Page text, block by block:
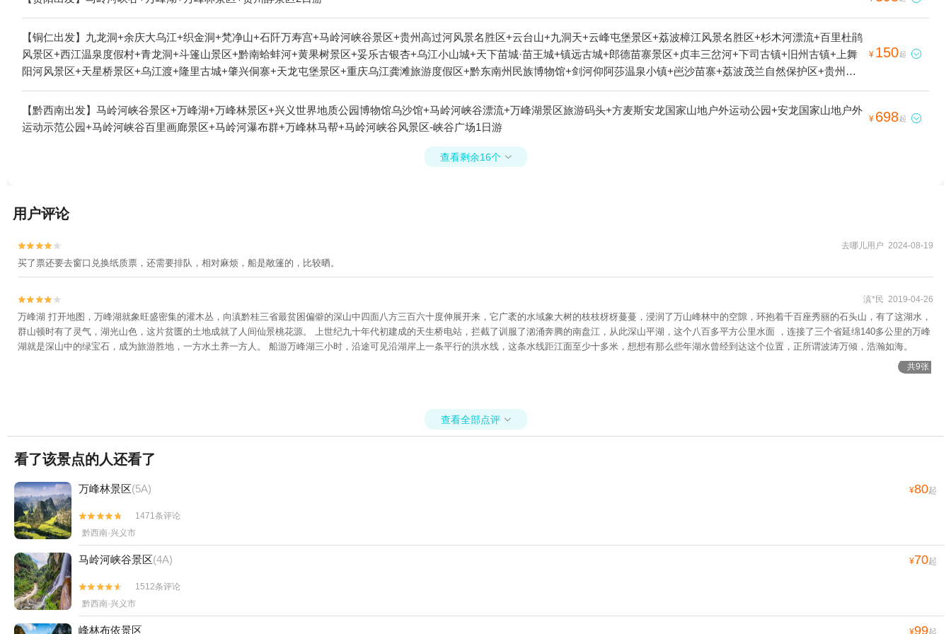
【铜仁出发】九龙洞+余庆大乌江+织金洞+梵净山+石阡万寿宫+马岭河峡谷景区+贵州高过河风景名胜区+云台山+九洞天+云峰屯堡景区+荔波樟江风景名胜区+杉木河漂流+百里杜鹃
风景区+西江温泉度假村+青龙洞+斗篷山景区+黔南蛤蚌河+黄果树景区+妥乐古银杏+乌江小山城+天下苗城·苗王城+镇远古城+郎德苗寨景区+贞丰三岔河+下司古镇+旧州古镇+上舞
阳河风景区+天星桥景区+乌江渡+隆里古城+肇兴侗寨+天龙屯堡景区+重庆乌江龚滩旅游度假区+黔东南州民族博物馆+剑河仰阿莎温泉小镇+岜沙苗寨+荔波茂兰自然保护区+贵州龙
里大草原景区+大洞竹海+铜仁文笔峰+㵲阳河风景名胜区+西江千户苗寨+乌江+红云金顶+荔波小七孔景区+黄果树漂流+黄果树神龙洞+万峰湖+荔波大七孔景区+陡坡塘瀑布+万峰林
景区+金海雪山+铜仁古城+黔南掌布风景区+黄平浪洞森林温泉+贵州梵净山佛教文化苑+玉舍国家森林公园+紫林山国际旅游度假区+瑶山古寨+云林仙境+朱砂古镇+双乳峰景区+大明
边城+黄果树碑林+乌江山峡+㵲阳河风景名胜区-已下线+三岔湖+黄果树水帘洞+贵州宣慰府+潜龙洞+铜仁大峡谷+马岭河峡谷漂流+乌江源百里画廊+云龙洞+毕节黔西景区+织金大峡
江乌利大峡谷漂流+丹寨万达小镇+红水河+独山天洞景区+福泉古城文化旅游景区+二十四道拐+都匀秦汉影视城+云谷生态园+中华民俗欢乐谷+恐龙乐园+贵州九仙旅游景区+杉木湖
鸡鸣三省旅游景区+贵州乌江寨国际旅游度假区+荔波古镇+西江千户苗寨景区-观景台+贵洞风景区+梦幻梵净山剧场-已下线+乌江夜游游船+梵净书院+西江千户苗寨射击俱乐部+丹寨
万达小镇蜡染小院+镇远天后宫+娘娘山旅游景区+山隐西江野奢营地+乌江傣族风情公园+乌江赤壁观景台+乌江渡码头渡假村+西江一号风雨桥+峰林布依景区+乌江画廊（涪陵段）
+乌江白果坨国家湿地公园+恐龙小镇+云漫湖生态度假公园+黄果树·天瀑灵韵1日游
¥ 150起 
【黔西南出发】马岭河峡谷景区+万峰湖+万峰林景区+兴义世界地质公园博物馆乌沙馆+马岭河峡谷漂流+万峰湖景区旅游码头+方麦斯安龙国家山地户外运动公园+安龙国家山地户外
运动示范公园+马岭河峡谷百里画廊景区+马岭河瀑布群+万峰林马帮+马岭河峡谷风景区-峡谷广场1日游
¥ 698起 
查看剩余16个 
用户评论

 去哪儿用户 2024-08-19
买了票还要去窗口兑换纸质票，还需要排队，相对麻烦，船是敞篷的，比较晒。

 滇*民 2019-04-26
万峰湖 打开地图，万峰湖就象旺盛密集的灌木丛，向滇黔桂三省最贫困偏僻的深山中四面八方三百六十度伸展开来，它广袤的水域象大树的枝枝枒枒蔓蔓，浸润了万山峰林中的空隙，环抱着千百座秀丽的石头山，有了这湖水，
群山顿时有了灵气，湖光山色，这片贫匮的土地成就了人间仙景桃花源。 上世纪九十年代初建成的天生桥电站，拦截了训服了汹涌奔腾的南盘江，从此深山平湖，这个八百多平方公里水面 ，连接了三个省延绵140多公里的万峰
湖就是深山中的绿宝石，成为旅游胜地，一方水土养一方人。 船游万峰湖三小时，沿途可见沿湖岸上一条平行的洪水线，这条水线距江面至少十多米，想想有那么些年湖水曾经到达这个位置，正所谓波涛万倾，浩瀚如海。
共9张
查看全部点评 
看了该景点的人还看了
万峰林景区(5A) ¥80起


1471条评论
黔西南·兴义市
马岭河峡谷景区(4A) ¥70起


1512条评论
黔西南·兴义市
峰林布依景区 ¥99起